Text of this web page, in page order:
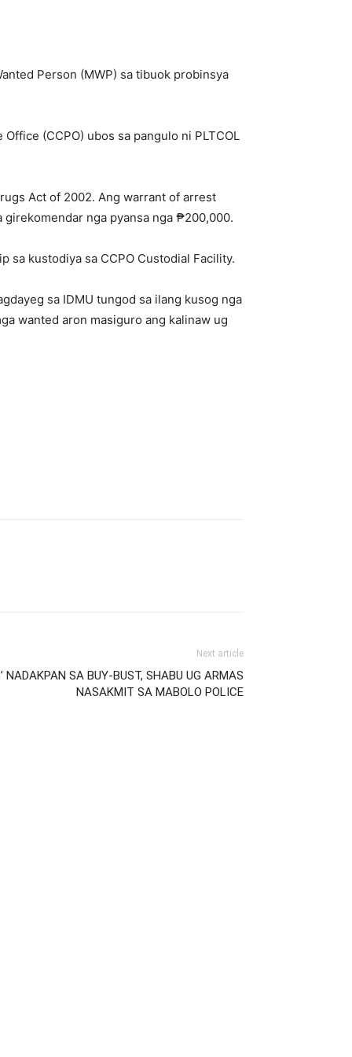
Person (MWP) sa tibuok probinsya
(CCPO) ubos sa pangulo ni PLTCOL
Act of 2002. Ang warrant of arrest
nga pyansa nga ₱200,000.
sa kustodiya sa CCPO Custodial Facility.
sa IDMU tungod sa ilang kusog nga
wanted aron masiguro ang kalinaw ug
Next article
NADAKPAN SA BUY-BUST, SHABU UG ARMAS
NASAKMIT SA MABOLO POLICE